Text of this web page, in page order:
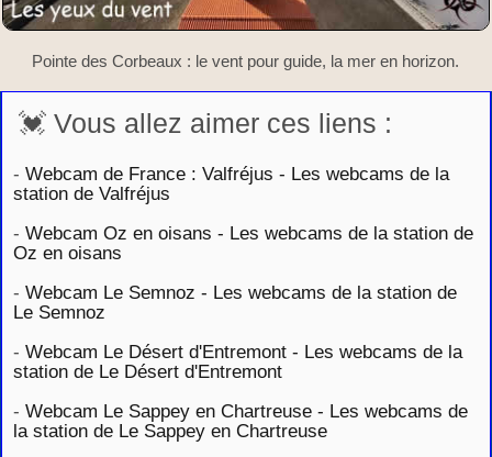
Pointe des Corbeaux : le vent pour guide, la mer en horizon.
💓 Vous allez aimer ces liens :
- Webcam de France : Valfréjus - Les webcams de la
station de Valfréjus
- Webcam Oz en oisans - Les webcams de la station de
Oz en oisans
- Webcam Le Semnoz - Les webcams de la station de
Le Semnoz
- Webcam Le Désert d'Entremont - Les webcams de la
station de Le Désert d'Entremont
- Webcam Le Sappey en Chartreuse - Les webcams de
la station de Le Sappey en Chartreuse